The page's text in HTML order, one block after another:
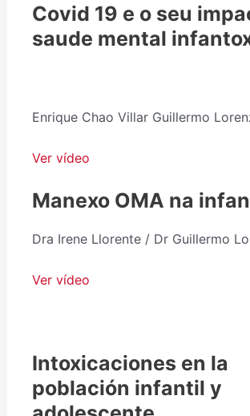
Covid 19 e o seu
saude mental
Enrique Chao Villar Guillermo
Ver vídeo
Manexo OMA na
Dra Irene Llorente / Dr Guillermo
Ver vídeo
Intoxicaciones en la
población infantil y